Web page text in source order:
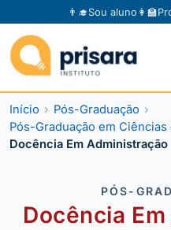
👨‍🎓Sou aluno 👩‍🏫
Início
Pós-Graduação
Pós-Graduação em
Docência Em Administração
PÓS-
Docência